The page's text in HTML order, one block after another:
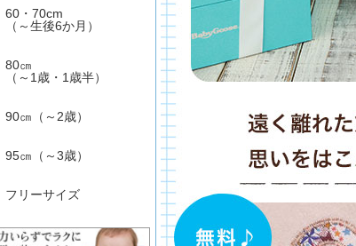
60・70cm
（～生後6か月）
80㎝
（～1歳・1歳半）
90㎝（～2歳）
95㎝（～3歳）
フリーサイズ